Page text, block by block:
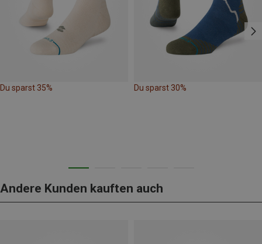
Du sparst 35% Du sparst 30%
Andere Kunden kauften auch